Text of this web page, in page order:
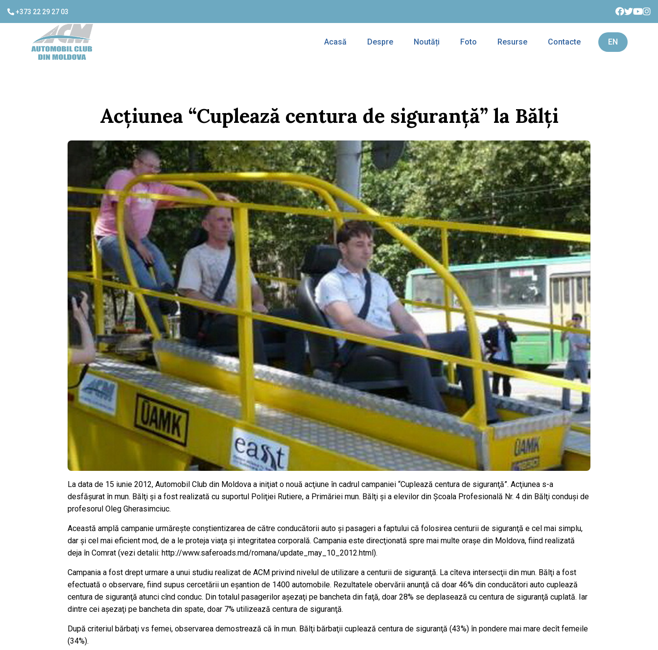
+373 22 29 27 03
Acasă Despre Noutăți Foto Resurse Contacte EN
Acţiunea “Cuplează centura de siguranţă” la Bălţi
La data de 15 iunie 2012, Automobil Club din Moldova a iniţiat o nouă acţiune în cadrul campaniei “Cuplează centura de siguranţă”. Acţiunea s-a
desfăşurat în mun. Bălţi şi a fost realizată cu suportul Poliţiei Rutiere, a Primăriei mun. Bălţi şi a elevilor din Şcoala Profesională Nr. 4 din Bălţi conduşi de
profesorul Oleg Gherasimciuc.
Această amplă campanie urmăreşte conştientizarea de către conducătorii auto şi pasageri a faptului că folosirea centurii de siguranţă e cel mai simplu,
dar şi cel mai eficient mod, de a le proteja viaţa şi integritatea corporală. Campania este direcţionată spre mai multe oraşe din Moldova, fiind realizată
deja în Comrat (vezi detalii: http://www.saferoads.md/romana/update_may_10_2012.html).
Campania a fost drept urmare a unui studiu realizat de ACM privind nivelul de utilizare a centurii de siguranţă. La cîteva intersecţii din mun. Bălţi a fost
efectuată o observare, fiind supus cercetării un eşantion de 1400 automobile. Rezultatele obervării anunţă că doar 46% din conducători auto cuplează
centura de siguranţă atunci cînd conduc. Din totalul pasagerilor aşezaţi pe bancheta din faţă, doar 28% se deplasează cu centura de siguranţă cuplată. Iar
dintre cei aşezaţi pe bancheta din spate, doar 7% utilizează centura de siguranţă.
După criteriul bărbaţi vs femei, observarea demostrează că în mun. Bălţi bărbaţii cuplează centura de siguranţă (43%) în pondere mai mare decît femeile
(34%).